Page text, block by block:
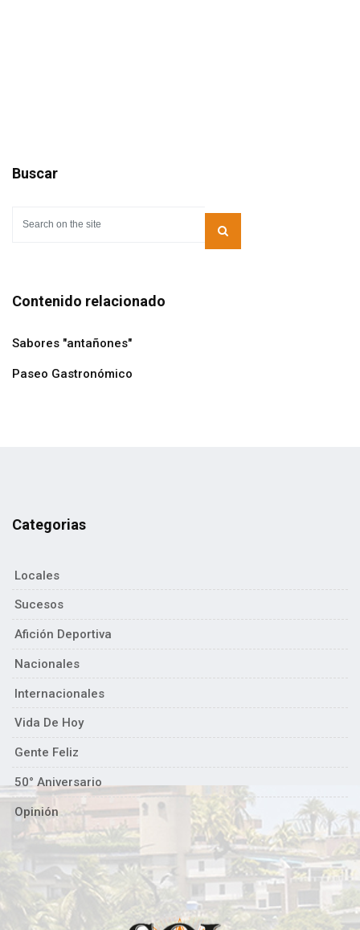
Buscar
Contenido relacionado
Sabores "antañones"
Paseo Gastronómico
Categorias
Locales
Sucesos
Afición Deportiva
Nacionales
Internacionales
Vida De Hoy
Gente Feliz
50° Aniversario
Opinión